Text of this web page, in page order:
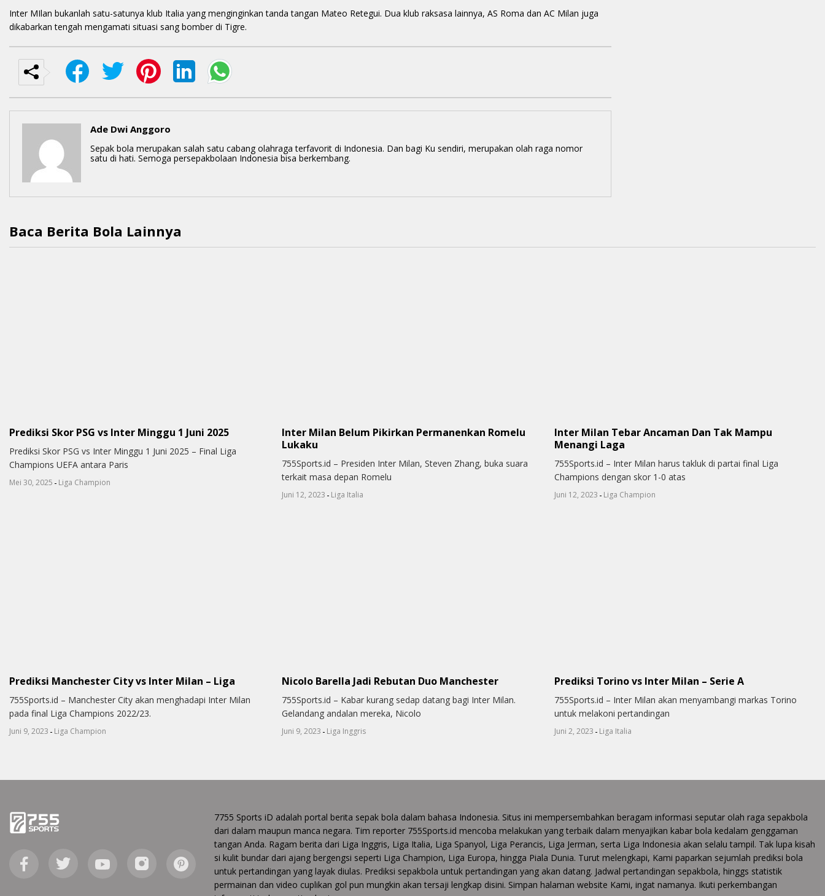
Inter MIlan bukanlah satu-satunya klub Italia yang menginginkan tanda tangan Mateo Retegui. Dua klub raksasa lainnya, AS Roma dan AC Milan juga
dikabarkan tengah mengamati situasi sang bomber di Tigre.
Ade Dwi Anggoro
Sepak bola merupakan salah satu cabang olahraga terfavorit di Indonesia. Dan bagi Ku sendiri, merupakan olah raga nomor
satu di hati. Semoga persepakbolaan Indonesia bisa berkembang.
Baca Berita Bola Lainnya
Prediksi Skor PSG vs Inter Minggu 1 Juni 2025
Prediksi Skor PSG vs Inter Minggu 1 Juni 2025 – Final Liga
Champions UEFA antara Paris
Mei 30, 2025 - Liga Champion
Inter Milan Belum Pikirkan Permanenkan Romelu
Lukaku
755Sports.id – Presiden Inter Milan, Steven Zhang, buka suara
terkait masa depan Romelu
Juni 12, 2023 - Liga Italia
Inter Milan Tebar Ancaman Dan Tak Mampu
Menangi Laga
755Sports.id – Inter Milan harus takluk di partai final Liga
Champions dengan skor 1-0 atas
Juni 12, 2023 - Liga Champion
Prediksi Manchester City vs Inter Milan – Liga
755Sports.id – Manchester City akan menghadapi Inter Milan
pada final Liga Champions 2022/23.
Juni 9, 2023 - Liga Champion
Nicolo Barella Jadi Rebutan Duo Manchester
755Sports.id – Kabar kurang sedap datang bagi Inter Milan.
Gelandang andalan mereka, Nicolo
Juni 9, 2023 - Liga Inggris
Prediksi Torino vs Inter Milan – Serie A
755Sports.id – Inter Milan akan menyambangi markas Torino
untuk melakoni pertandingan
Juni 2, 2023 - Liga Italia
7755 Sports iD adalah portal berita sepak bola dalam bahasa Indonesia. Situs ini mempersembahkan beragam informasi seputar olah raga sepakbola
dari dalam maupun manca negara. Tim reporter 755Sports.id mencoba melakukan yang terbaik dalam menyajikan kabar bola kedalam genggaman
tangan Anda. Ragam berita dari Liga Inggris, Liga Italia, Liga Spanyol, Liga Perancis, Liga Jerman, serta Liga Indonesia akan selalu tampil. Tak lupa kisah
si kulit bundar dari ajang bergengsi seperti Liga Champion, Liga Europa, hingga Piala Dunia. Turut melengkapi, Kami paparkan sejumlah prediksi bola
untuk pertandingan yang layak diulas. Prediksi sepakbola untuk pertandingan yang akan datang. Jadwal pertandingan sepakbola, hinggs statistik
permainan dan video cuplikan gol pun mungkin akan tersaji lengkap disini. Simpan halaman website Kami, ingat namanya. Ikuti perkembangan